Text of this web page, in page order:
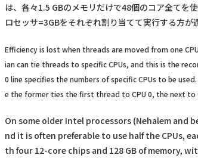
は、各々1.5 GBのメモリだけで48個のコア全てを
ロセッサ=3GBをそれぞれ割り当てて実行する方が
Efficiency is lost when threads are moved from one
ian can tie threads to specific CPUs, and this is the
0 line specifies the numbers of specific CPUs to be
e the former ties the first thread to CPU 0, the next to
On some older Intel processors (Nehalem and
nd it is often preferable to use half the CPUs,
th four 12-core chips and 128 GB of memory,